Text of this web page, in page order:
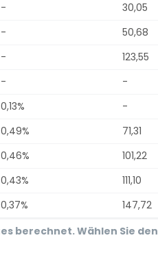
- 30,05
- 50,68
- 123,55
- -
0,13% -
0,49% 71,31
0,46% 101,22
0,43% 111,10
0,37% 147,72
berechnet. Wählen Sie den